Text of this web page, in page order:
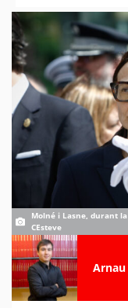
Molné i Lasne, durant la
CEsteve
Arnau